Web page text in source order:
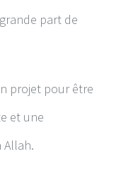
part de
projet pour être
et une
Allah.